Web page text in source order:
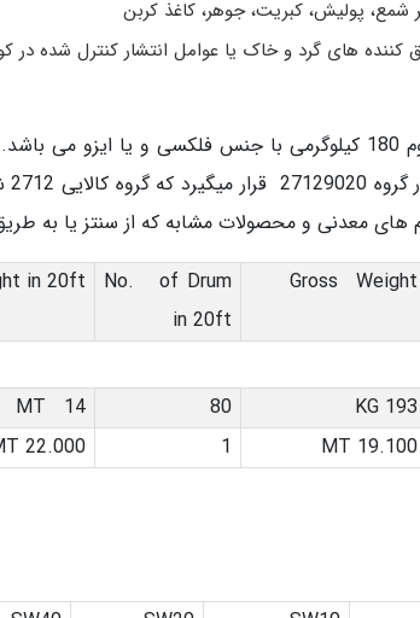
پولیش، کبریت، جوهر، کاغذ کربن
کننده های گرد و خاک یا عوامل انتشار کنترل شده در
های معدنی و محصولات مشابه که از سنتز یا
Gross Weight
No. of Drum
in 20ft
in 20ft
193 KG
80
14 MT
19.100 MT
1
22.000 MT